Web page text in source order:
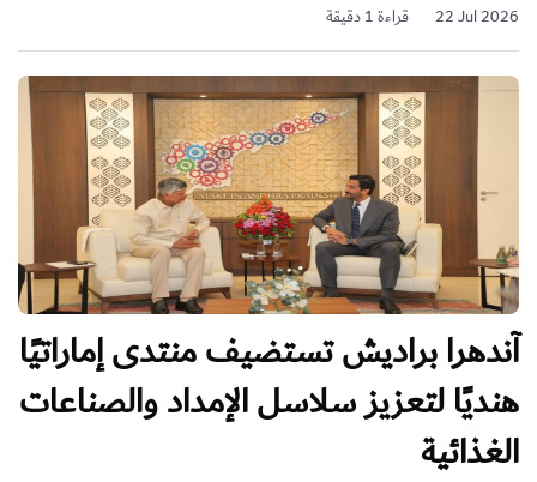
22 Jul 2026 قراءة 1 دقيقة
آندهرا براديش تستضيف منتدى إماراتيًا
هنديًا لتعزيز سلاسل الإمداد والصناعات
الغذائية